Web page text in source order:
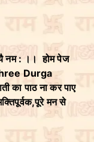
नम : ।। होम पेज
Durga
का पाठ ना कर पाए
मन से